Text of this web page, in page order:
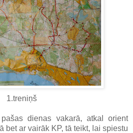
1.treniņš
dienas vakarā, atkal orient
bet ar vairāk KP, tā teikt, lai spiestu